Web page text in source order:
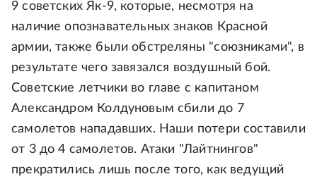
9 советских Як-9, которые, несмотря на
наличие опознавательных знаков Красной
армии, также были обстреляны "союзниками", в
результате чего завязался воздушный бой.
Советские летчики во главе с капитаном
Александром Колдуновым сбили до 7
самолетов нападавших. Наши потери составили
от 3 до 4 самолетов. Атаки "Лайтнингов"
прекратились лишь после того, как ведущий